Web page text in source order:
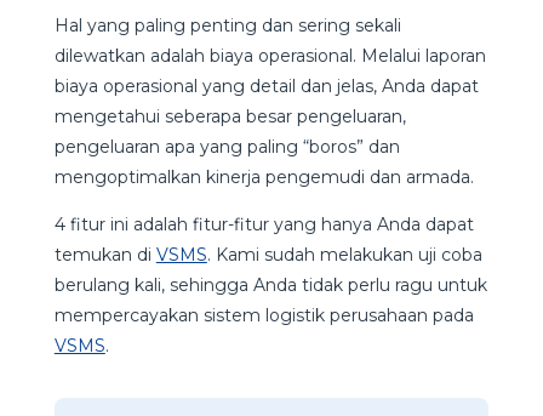
Hal yang paling penting dan sering sekali
dilewatkan adalah biaya operasional. Melalui laporan
biaya operasional yang detail dan jelas, Anda dapat
mengetahui seberapa besar pengeluaran,
pengeluaran apa yang paling “boros” dan
mengoptimalkan kinerja pengemudi dan armada.
4 fitur ini adalah fitur-fitur yang hanya Anda dapat
temukan di VSMS. Kami sudah melakukan uji coba
berulang kali, sehingga Anda tidak perlu ragu untuk
mempercayakan sistem logistik perusahaan pada
VSMS.